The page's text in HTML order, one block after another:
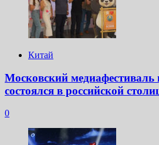
Китай
Московский
состоялся в российской
0